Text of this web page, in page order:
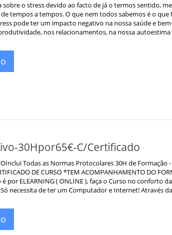
sobre o stress devido ao facto de já o termos sentido,
tempos a tempos. O que nem todos sabemos é o que
pode ter um impacto negativo na nossa saúde e
nos relacionamentos, na nossa autoestima
30Hpor65€-C/Certificado
Todas as Normas Protocolares 30H de Formação
DE CURSO *TEM ACOMPANHAMENTO DO
é por ELEARNING ( ONLINE ), faça o Curso no conforto
necessita de ter um Computador e Internet! Através